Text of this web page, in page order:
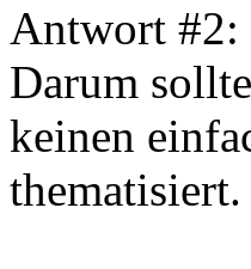
Antwort #2:
Darum
keinen
thematisiert.